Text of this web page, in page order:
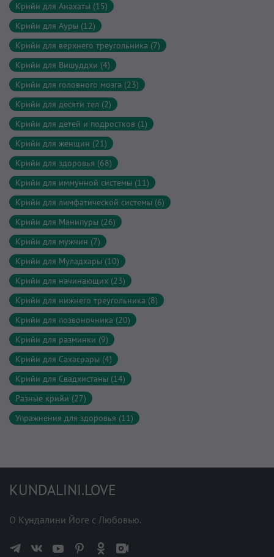
Крийи для Анахаты (15)
Крийи для Ауры (12)
Крийи для верхнего треугольника (7)
Крийи для Вишуддхи (4)
Крийи для головного мозга (23)
Крийи для десяти тел (2)
Крийи для детей и подростков (1)
Крийи для женщин (21)
Крийи для здоровья (68)
Крийи для иммунной системы (11)
Крийи для лимфатической системы (6)
Крийи для Манипуры (26)
Крийи для мужчин (7)
Крийи для Муладхары (10)
Крийи для начинающих (23)
Крийи для нижнего треугольника (8)
Крийи для позвоночника (20)
Крийи для разминки (9)
Крийи для Сахасрары (4)
Крийи для Свадхистаны (14)
Разные крийи (27)
Упражнения для здоровья (11)
KUNDALINI.LOVE
О Кундалини Йоге с Любовью.